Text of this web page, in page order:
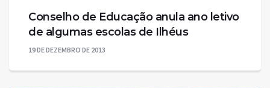
Conselho de Educação anula ano letivo
de algumas escolas de Ilhéus
19 DE DEZEMBRO DE 2013